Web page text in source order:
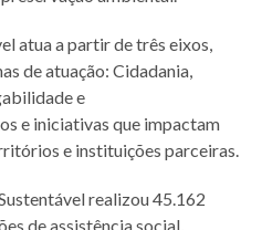
atua a partir de três eixos,
de atuação: Cidadania,
e
e iniciativas que impactam
e instituições parceiras.
realizou 45.162
de assistência social,